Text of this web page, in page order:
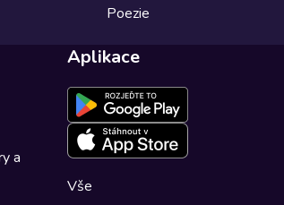
Poezie
a
Aplikace
Vše